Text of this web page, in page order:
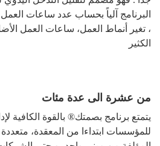
البرنامج آلياً بحساب عدد ساعات
، تغير أنماط العمل، ساعات العمل
الكثير
من عشرة الى عدة مئات
يتمتع برنامج بصمتك® بالقوة الكافية
للمؤسسات ابتداءا من المعقدة،